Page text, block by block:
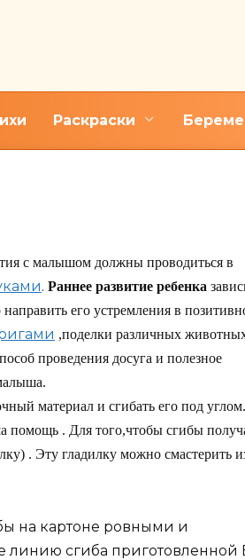
Раскраски
с малышом должны проводиться в
. Раннее развитие ребенка
его устремления в
,поделки различных
проведения досуга и полезное
материал и сгибать его под
помощь . Для того,чтобы сгибы
. Эту гладилку можно смастерить
на картоне ровными и
линию сгиба приготовленной